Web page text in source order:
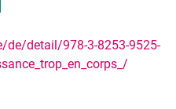
de/detail/978-3-8253-9525-